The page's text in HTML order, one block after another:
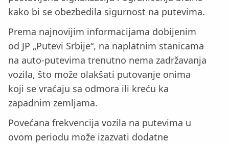
kako bi se obezbedila sigurnost na putevima.
Prema najnovijim informacijama dobijenim
od JP „Putevi Srbije“, na naplatnim stanicama
na auto-putevima trenutno nema zadržavanja
vozila, što može olakšati putovanje onima
koji se vraćaju sa odmora ili kreću ka
zapadnim zemljama.
Povećana frekvencija vozila na putevima u
ovom periodu može izazvati dodatne